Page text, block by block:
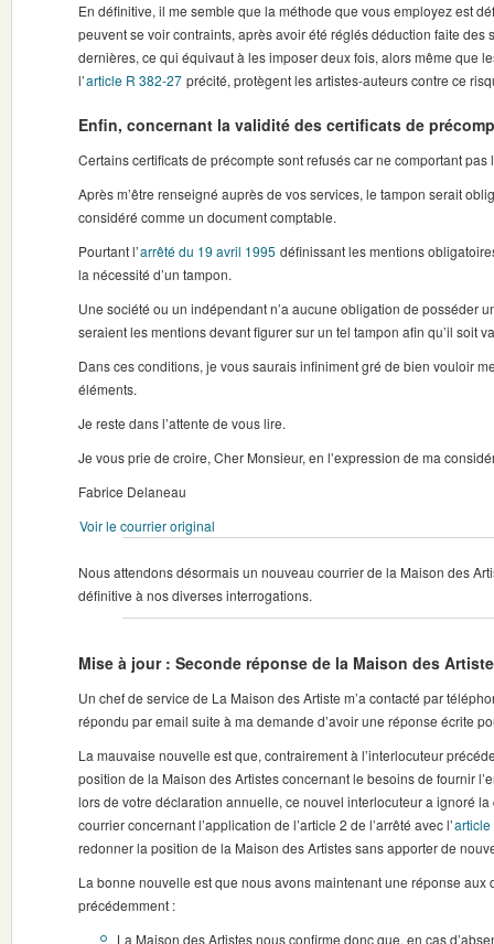
En définitive, il me semble que la méthode que vous employez est
peuvent se voir contraints, après avoir été réglés déduction faite des
dernières, ce qui équivaut à les imposer deux fois, alors même que
l’article R 382-27 précité, protègent les artistes-auteurs contre ce
Enfin, concernant la validité des certificats de
Certains certificats de précompte sont refusés car ne comportant
Après m’être renseigné auprès de vos services, le tampon serait
considéré comme un document comptable.
Pourtant l’arrêté du 19 avril 1995 définissant les mentions
la nécessité d’un tampon.
Une société ou un indépendant n’a aucune obligation de posséder
seraient les mentions devant figurer sur un tel tampon afin qu’il soit
Dans ces conditions, je vous saurais infiniment gré de bien vouloir
éléments.
Je reste dans l’attente de vous lire.
Je vous prie de croire, Cher Monsieur, en l’expression de ma
Fabrice Delaneau
Voir le courrier original
Nous attendons désormais un nouveau courrier de la Maison des
définitive à nos diverses interrogations.
Mise à jour : Seconde réponse de la Maison des
Un chef de service de La Maison des Artiste m’a contacté par
répondu par email suite à ma demande d’avoir une réponse écrite
La mauvaise nouvelle est que, contrairement à l’interlocuteur
position de la Maison des Artistes concernant le besoins de fournir
lors de votre déclaration annuelle, ce nouvel interlocuteur a ignoré
courrier concernant l’application de l’article 2 de l’arrêté avec l’
redonner la position de la Maison des Artistes sans apporter de
La bonne nouvelle est que nous avons maintenant une réponse aux
précédemment :
La Maison des Artistes nous confirme donc que, en cas